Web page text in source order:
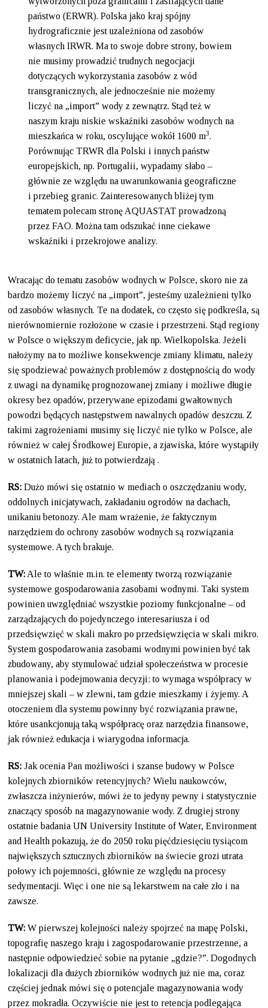
państwo (ERWR). Polska jako kraj spójny
hydrograficznie jest uzależniona od zasobów
własnych IRWR. Ma to swoje dobre strony, bowiem
nie musimy prowadzić trudnych negocjacji
dotyczących wykorzystania zasobów z wód
transgranicznych, ale jednocześnie nie możemy
liczyć na „import” wody z zewnątrz. Stąd też w
naszym kraju niskie wskaźniki zasobów wodnych na
mieszkańca w roku, oscylujące wokół 1600 m3.
Porównując TRWR dla Polski i innych państw
europejskich, np. Portugalii, wypadamy słabo –
głównie ze względu na uwarunkowania geograficzne
i przebieg granic. Zainteresowanych bliżej tym
tematem polecam stronę AQUASTAT prowadzoną
przez FAO. Można tam odszukać inne ciekawe
wskaźniki i przekrojowe analizy.
Wracając do tematu zasobów wodnych w Polsce, skoro nie za
bardzo możemy liczyć na „import”, jesteśmy uzależnieni tylko
od zasobów własnych. Te na dodatek, co często się podkreśla, są
nierównomiernie rozłożone w czasie i przestrzeni. Stąd regiony
w Polsce o większym deficycie, jak np. Wielkopolska. Jeżeli
nałożymy na to możliwe konsekwencje zmiany klimatu, należy
się spodziewać poważnych problemów z dostępnością do wody
z uwagi na dynamikę prognozowanej zmiany i możliwe długie
okresy bez opadów, przerywane epizodami gwałtownych
powodzi będących następstwem nawalnych opadów deszczu. Z
takimi zagrożeniami musimy się liczyć nie tylko w Polsce, ale
również w całej Środkowej Europie, a zjawiska, które wystąpiły
w ostatnich latach, już to potwierdzają .
RS: Dużo mówi się ostatnio w mediach o oszczędzaniu wody,
oddolnych inicjatywach, zakładaniu ogrodów na dachach,
unikaniu betonozy. Ale mam wrażenie, że faktycznym
narzędziem do ochrony zasobów wodnych są rozwiązania
systemowe. A tych brakuje.
TW: Ale to właśnie m.in. te elementy tworzą rozwiązanie
systemowe gospodarowania zasobami wodnymi. Taki system
powinien uwzględniać wszystkie poziomy funkcjonalne – od
zarządzających do pojedynczego interesariusza i od
przedsięwzięć w skali makro po przedsięwzięcia w skali mikro.
System gospodarowania zasobami wodnymi powinien być tak
zbudowany, aby stymulować udział społeczeństwa w procesie
planowania i podejmowania decyzji; to wymaga współpracy w
mniejszej skali – w zlewni, tam gdzie mieszkamy i żyjemy. A
otoczeniem dla systemu powinny być rozwiązania prawne,
które usankcjonują taką współpracę oraz narzędzia finansowe,
jak również edukacja i wiarygodna informacja.
RS: Jak ocenia Pan możliwości i szanse budowy w Polsce
kolejnych zbiorników retencyjnych? Wielu naukowców,
zwłaszcza inżynierów, mówi że to jedyny pewny i statystycznie
znaczący sposób na magazynowanie wody. Z drugiej strony
ostatnie badania UN University Institute of Water, Environment
and Health pokazują, że do 2050 roku pięćdziesięciu tysiącom
największych sztucznych zbiorników na świecie grozi utrata
połowy ich pojemności, głównie ze względu na procesy
sedymentacji. Więc i one nie są lekarstwem na całe zło i na
zawsze.
TW: W pierwszej kolejności należy spojrzeć na mapę Polski,
topografię naszego kraju i zagospodarowanie przestrzenne, a
następnie odpowiedzieć sobie na pytanie „gdzie?”. Dogodnych
lokalizacji dla dużych zbiorników wodnych już nie ma, coraz
częściej jednak mówi się o potencjale magazynowania wody
przez mokradła. Oczywiście nie jest to retencja podlegająca